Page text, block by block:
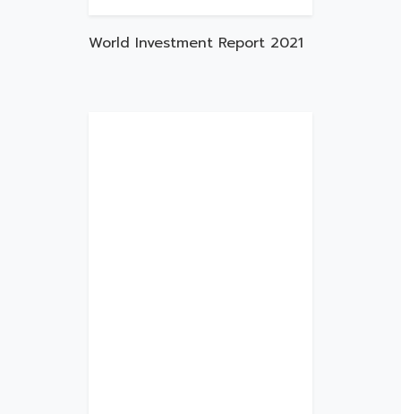
World Investment Report 2021